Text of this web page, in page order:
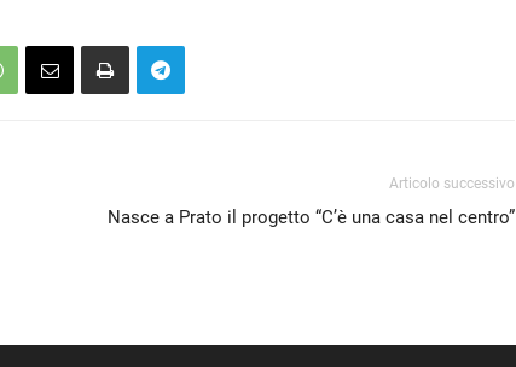
Articolo successivo
Nasce a Prato il progetto “C’è una casa nel centro”